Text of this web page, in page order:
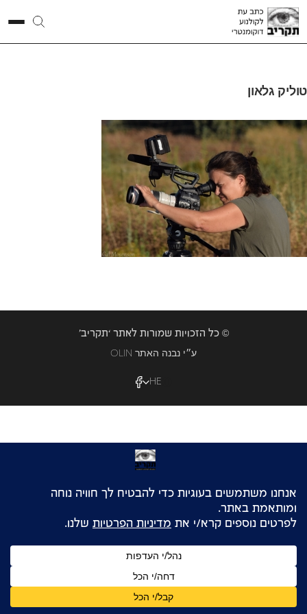
טוליק גלאון
© כל הזכויות שמורות לאתר ‘תקריב’
OLIN ע״י נבנה האתר
HE